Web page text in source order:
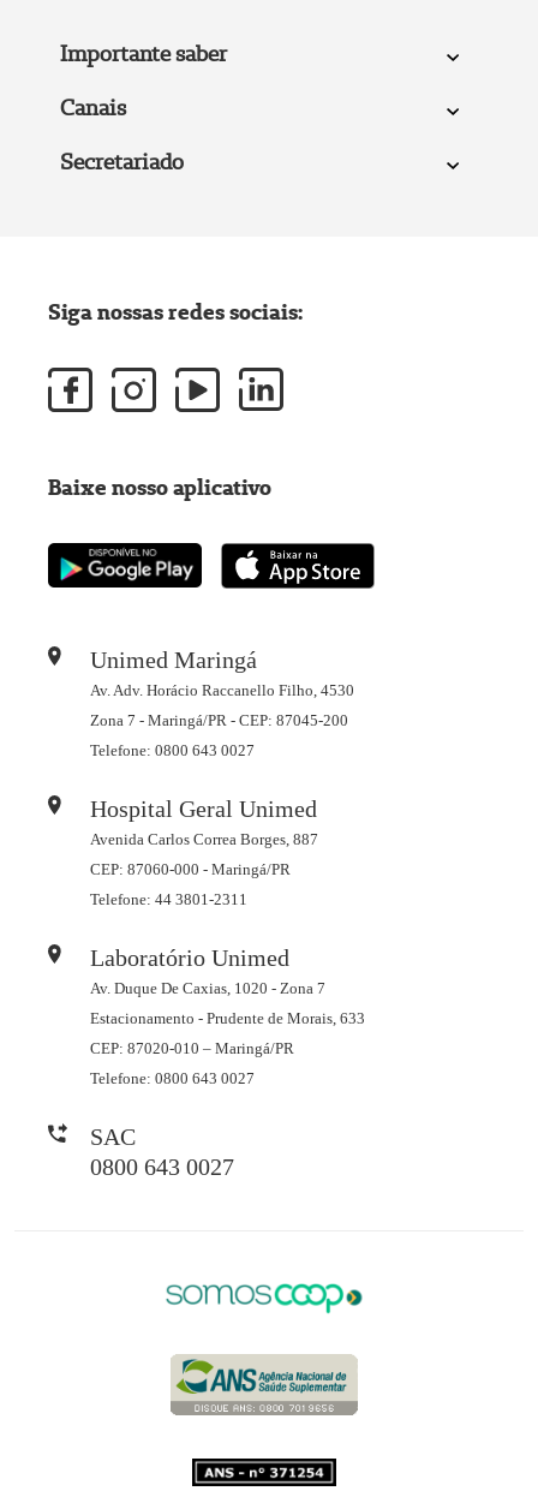
Importante saber
Canais
Secretariado
Unimed Maringá
Av. Adv. Horácio Raccanello Filho, 4530
Zona 7 - Maringá/PR - CEP: 87045-200
Telefone: 0800 643 0027
Hospital Geral Unimed
Avenida Carlos Correa Borges, 887
CEP: 87060-000 - Maringá/PR
Telefone: 44 3801-2311
Laboratório Unimed
Av. Duque De Caxias, 1020 - Zona 7
Estacionamento - Prudente de Morais, 633
CEP: 87020-010 – Maringá/PR
Telefone: 0800 643 0027
SAC
0800 643 0027
Siga nossas redes sociais:
Baixe nosso aplicativo